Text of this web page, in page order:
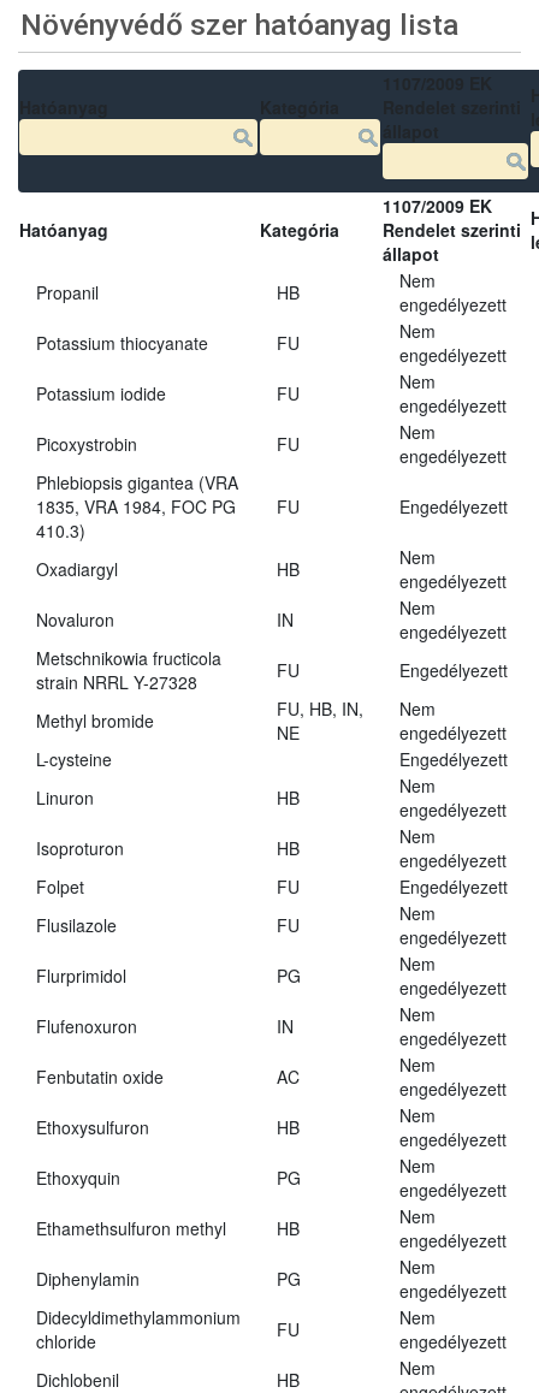
Növényvédő szer hatóanyag lista
Hatóanyag Kategória
1107/2009 EK
Rendelet szerinti
állapot
Propanil HB
Nem
engedélyezett
Potassium thiocyanate
FU
Nem
engedélyezett
Potassium iodide
FU
Nem
engedélyezett
Picoxystrobin
FU
Nem
engedélyezett
Phlebiopsis gigantea (VRA
1835, VRA 1984, FOC PG
410.3)
FU Engedélyezett
Oxadiargyl HB
Nem
engedélyezett
Novaluron
IN
Nem
engedélyezett
Metschnikowia fructicola
strain NRRL Y-27328
FU Engedélyezett
Methyl bromide
FU, HB, IN,
NE
Nem
engedélyezett
L-cysteine
Engedélyezett
Linuron
HB
Nem
engedélyezett
Isoproturon
HB
Nem
engedélyezett
Folpet
FU
Engedélyezett
Flusilazole
FU
Nem
engedélyezett
Flurprimidol
PG
Nem
engedélyezett
Flufenoxuron
IN
Nem
engedélyezett
Fenbutatin oxide
AC
Nem
engedélyezett
Ethoxysulfuron
HB
Nem
engedélyezett
Ethoxyquin
PG
Nem
engedélyezett
Ethamethsulfuron methyl
HB
Nem
engedélyezett
Diphenylamin
PG
Nem
engedélyezett
Didecyldimethylammonium
chloride
FU
Nem
engedélyezett
Dichlobenil
HB
Nem